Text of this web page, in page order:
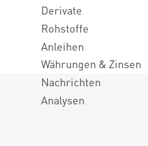
Derivate
Rohstoffe
Anleihen
Währungen & Zinsen
Nachrichten
Analysen